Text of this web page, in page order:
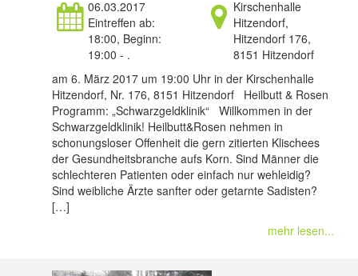
06.03.2017
Eintreffen ab:
18:00, Beginn:
19:00 - .
Kirschenhalle
Hitzendorf,
Hitzendorf 176,
8151 Hitzendorf
am 6. März 2017 um 19:00 Uhr in der Kirschenhalle
Hitzendorf, Nr. 176, 8151 Hitzendorf Heilbutt & Rosen
Programm: „Schwarzgeldklinik“ Willkommen in der
Schwarzgeldklinik! Heilbutt&Rosen nehmen in
schonungsloser Offenheit die gern zitierten Klischees
der Gesundheitsbranche aufs Korn. Sind Männer die
schlechteren Patienten oder einfach nur wehleidig?
Sind weibliche Ärzte sanfter oder getarnte Sadisten?
[…]
mehr lesen...